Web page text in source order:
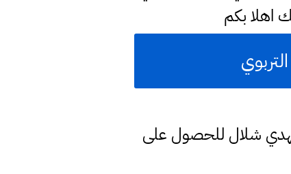
اهلا بكم
شلال للحصول على